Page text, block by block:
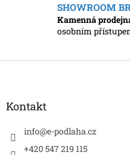
SHOWROOM
Kamenná
osobním
Z
Kontakt
info@e-podlaha.cz
+420 547 219 115